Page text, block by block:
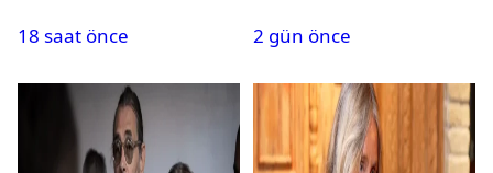
18 saat önce
2 gün önce